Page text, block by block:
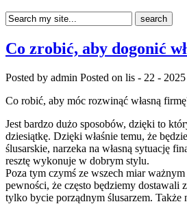
Co zrobić, aby dogonić
Posted by admin Posted on lis - 22 - 2025
Co robić, aby móc rozwinąć własną
Jest bardzo dużo sposobów, dzięki to
dziesiątkę. Dzięki właśnie temu, że
ślusarskie, narzeka na własną sytuację
resztę wykonuje w dobrym stylu.
Poza tym czymś ze wszech miar
pewności, że często będziemy dostawali
tylko bycie porządnym ślusarzem.